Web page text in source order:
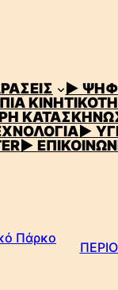
▶
▶
▶
Πάρκο